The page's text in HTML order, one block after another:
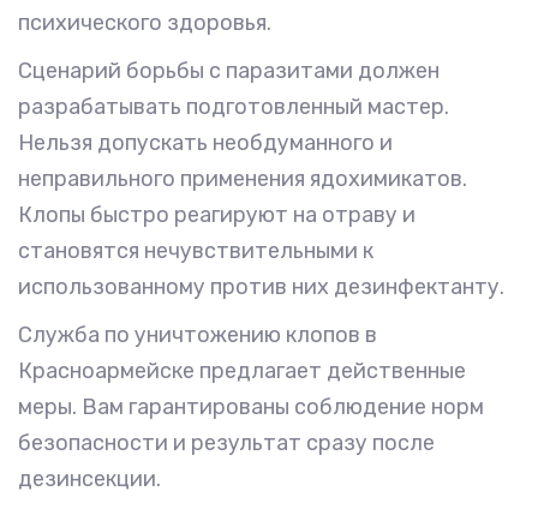
психического здоровья.
Сценарий борьбы с паразитами должен
разрабатывать подготовленный мастер.
Нельзя допускать необдуманного и
неправильного применения ядохимикатов.
Клопы быстро реагируют на отраву и
становятся нечувствительными к
использованному против них дезинфектанту.
Служба по уничтожению клопов в
Красноармейске предлагает действенные
меры. Вам гарантированы соблюдение норм
безопасности и результат сразу после
дезинсекции.